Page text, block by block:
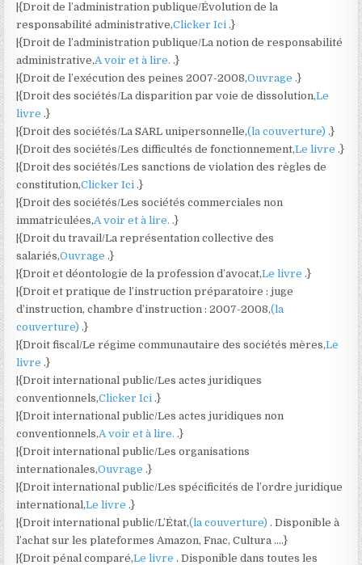
|{Droit de l’administration publique/Évolution de la
responsabilité administrative,Clicker Ici.}
|{Droit de l’administration publique/La notion de responsabilité
administrative,A voir et à lire..}
|{Droit de l’exécution des peines 2007-2008,Ouvrage.}
|{Droit des sociétés/La disparition par voie de dissolution,Le
livre.}
|{Droit des sociétés/La SARL unipersonnelle,(la couverture).}
|{Droit des sociétés/Les difficultés de fonctionnement,Le livre.}
|{Droit des sociétés/Les sanctions de violation des règles de
constitution,Clicker Ici.}
|{Droit des sociétés/Les sociétés commerciales non
immatriculées,A voir et à lire..}
|{Droit du travail/La représentation collective des
salariés,Ouvrage.}
|{Droit et déontologie de la profession d’avocat,Le livre.}
|{Droit et pratique de l’instruction préparatoire : juge
d’instruction, chambre d’instruction : 2007-2008,(la
couverture).}
|{Droit fiscal/Le régime communautaire des sociétés mères,Le
livre.}
|{Droit international public/Les actes juridiques
conventionnels,Clicker Ici.}
|{Droit international public/Les actes juridiques non
conventionnels,A voir et à lire..}
|{Droit international public/Les organisations
internationales,Ouvrage.}
|{Droit international public/Les spécificités de l’ordre juridique
international,Le livre.}
|{Droit international public/L’État,(la couverture). Disponible à
l’achat sur les plateformes Amazon, Fnac, Cultura ….}
|{Droit pénal comparé,Le livre. Disponible dans toutes les